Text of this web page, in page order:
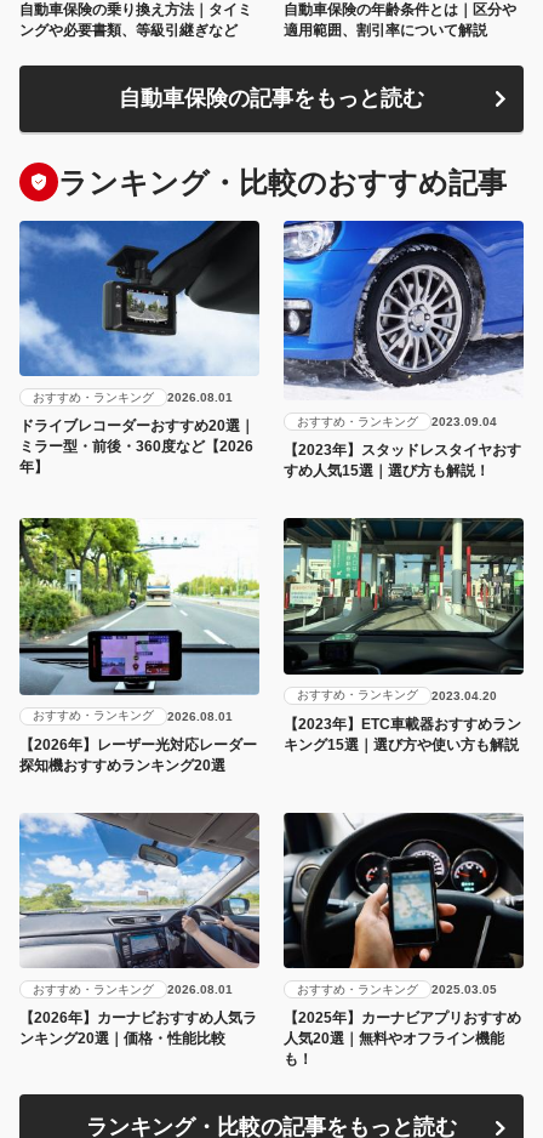
自動車保険の乗り換え方法｜タイミ
ングや必要書類、等級引継ぎなど
自動車保険の年齢条件とは｜区分や
適用範囲、割引率について解説
自動車保険の記事をもっと読む
ランキング・比較のおすすめ記事
おすすめ・ランキング 2026.08.01
ドライブレコーダーおすすめ20選｜
ミラー型・前後・360度など【2026
年】
おすすめ・ランキング 2023.09.04
【2023年】スタッドレスタイヤおす
すめ人気15選｜選び方も解説！
おすすめ・ランキング 2026.08.01
【2026年】レーザー光対応レーダー
探知機おすすめランキング20選
おすすめ・ランキング 2023.04.20
【2023年】ETC車載器おすすめラン
キング15選｜選び方や使い方も解説
おすすめ・ランキング 2026.08.01
【2026年】カーナビおすすめ人気ラ
ンキング20選｜価格・性能比較
おすすめ・ランキング 2025.03.05
【2025年】カーナビアプリおすすめ
人気20選｜無料やオフライン機能
も！
ランキング・比較の記事をもっと読む